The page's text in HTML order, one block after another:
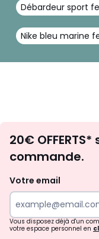
Débardeur sport
Nike bleu marine
20€
commande.
Votre email
Vous disposez déjà d'un
votre espace personnel en